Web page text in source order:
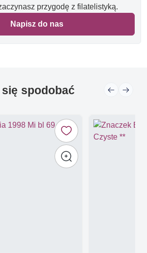
przygodę z filatelistyką.
Napisz do nas
spodobać